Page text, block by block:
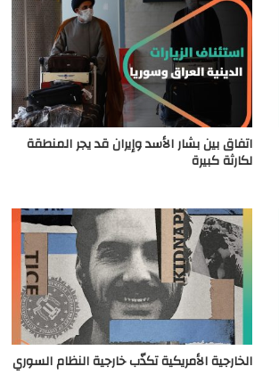
اتفاق بين بشار الأسد وإيران قد يجر المنطقة
لكارثة كبيرة
الخارجية الأمريكية تكذّب خارجية النظام السوري